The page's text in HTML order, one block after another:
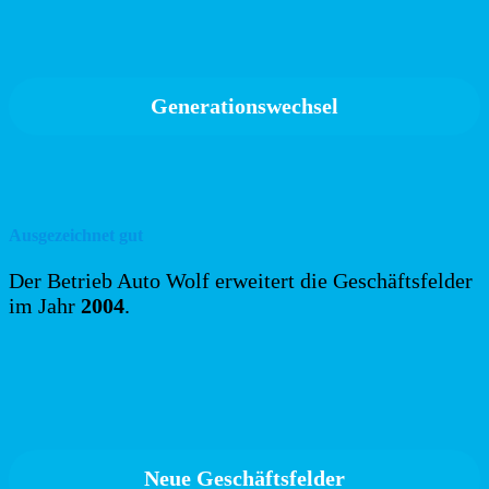
Generationswechsel
Ausgezeichnet gut
Der Betrieb Auto Wolf erweitert die Geschäftsfelder
im Jahr 2004.
Neue Geschäftsfelder